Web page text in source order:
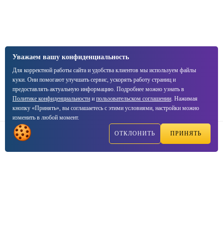
Позвонить
Уважаем вашу конфиденциальность
Для корректной работы сайта и удобства клиентов мы используем файлы
куки. Они помогают улучшать сервис, ускорять работу страниц и
предоставлять актуальную информацию. Подробнее можно узнать в
Политике конфиденциальности и пользовательском соглашении. Нажимая
кнопку «Принять», вы соглашаетесь с этими условиями, настройки можно
изменить в любой момент.
ОТКЛОНИТЬ ПРИНЯТЬ